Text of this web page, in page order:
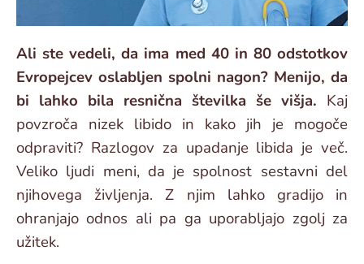
Ali ste vedeli, da ima med 40 in 80 odstotkov
Evropejcev oslabljen spolni nagon? Menijo, da
bi lahko bila resnična številka še višja. Kaj
povzroča nizek libido in kako jih je mogoče
odpraviti? Razlogov za upadanje libida je več.
Veliko ljudi meni, da je spolnost sestavni del
njihovega življenja. Z njim lahko gradijo in
ohranjajo odnos ali pa ga uporabljajo zgolj za
užitek.